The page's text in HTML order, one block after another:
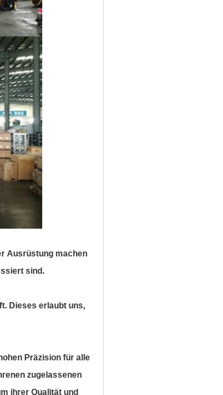
Ausrüstung machen
sind.
Dieses erlaubt uns,
Präzision für alle
zugelassenen
ihrer Qualität und